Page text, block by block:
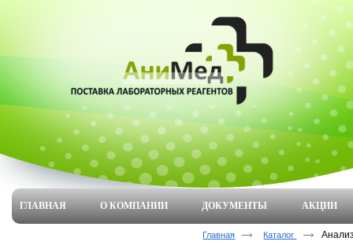
ГЛАВНАЯ О КОМПАНИИ ДОКУМЕНТЫ АКЦИИ
Главная Каталог